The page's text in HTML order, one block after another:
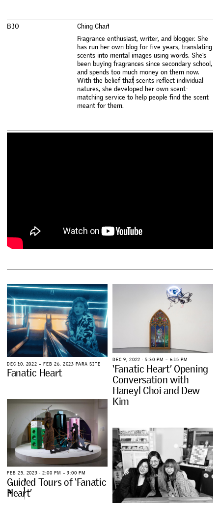
BIO Ching Chan
Fragrance enthusiast, writer, and blogger. She
has run her own blog for fve years, translating
scents into mental images using words. She’s
been buying fragrances since secondary school,
and spends too much money on them now.
With the belief that scents refect individual
natures, she developed her own scent-
matching service to help people fnd the scent
meant for them.
DEC 10, 2022 – FEB 26, 2023 PARA SITE
Fanatic Heart
DEC 9, 2022 ∙ 5:30 PM – 6:15 PM
‘Fanatic Heart’ Opening
Conversationwith
Haneyl Choi and Dew
Kim
FEB 25, 2023 ∙ 2:00 PM – 3:00 PM
Guided Toursof‘Fanatic
Heart’